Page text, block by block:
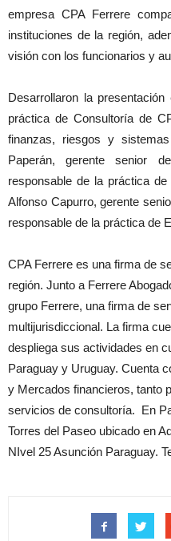
empresa CPA Ferrere
instituciones de la región,
visión con los funcionarios y
Desarrollaron la
práctica de Consultoría de
finanzas, riesgos y
Paperán, gerente senior
responsable de la práctica
Alfonso Capurro, gerente
responsable de la práctica de
CPA Ferrere es una firma de
región. Junto a Ferrere
grupo Ferrere, una firma de
multijurisdiccional. La firma
despliega sus actividades en
Paraguay y Uruguay. Cuenta
y Mercados financieros, tanto
servicios de consultoría. En
Torres del Paseo ubicado en
NIvel 25 Asunción Paraguay.